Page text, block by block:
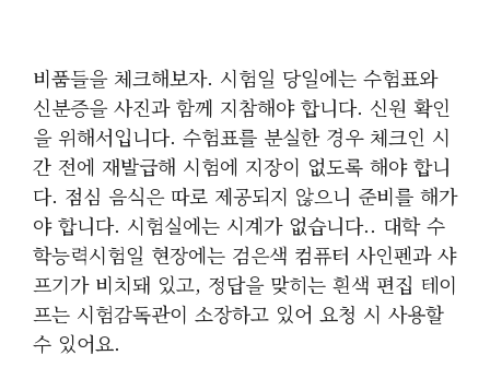
비품들을 체크해보자. 시험일 당일에는 수험표와
신분증을 사진과 함께 지참해야 합니다. 신원 확인
을 위해서입니다. 수험표를 분실한 경우 체크인 시
간 전에 재발급해 시험에 지장이 없도록 해야 합니
다. 점심 음식은 따로 제공되지 않으니 준비를 해가
야 합니다. 시험실에는 시계가 없습니다.. 대학 수
학능력시험일 현장에는 검은색 컴퓨터 사인펜과 샤
프기가 비치돼 있고, 정답을 맞히는 흰색 편집 테이
프는 시험감독관이 소장하고 있어 요청 시 사용할
수 있어요.